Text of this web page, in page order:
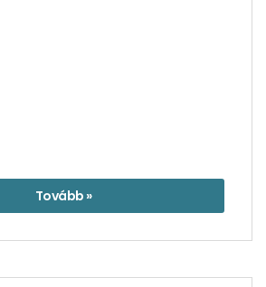
Tovább »